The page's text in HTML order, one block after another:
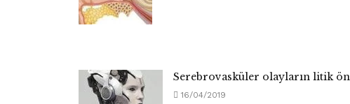
Serebrovasküler olayların litik
16/04/2019